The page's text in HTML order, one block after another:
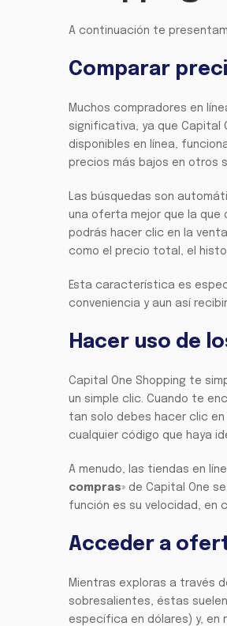
A continuación te
Comparar
Muchos compradores en
significativa, ya que Capital
disponibles en línea,
precios más bajos en otros
Las búsquedas son
una oferta mejor que la que
podrás hacer clic en la
como el precio total, el
Esta característica es
conveniencia y aun así
Hacer uso de
Capital One Shopping te
un simple clic. Cuando te
tan solo debes hacer clic en
cualquier código que haya
A menudo, las tiendas en
compras» de Capital One
función es su velocidad, en
Acceder a
Mientras exploras a través
sobresalientes, éstas
específica en dólares) y, en